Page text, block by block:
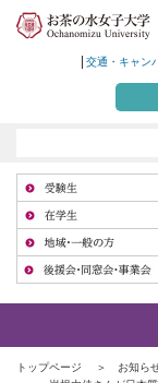
交通・キャン
トップページ
お知ら